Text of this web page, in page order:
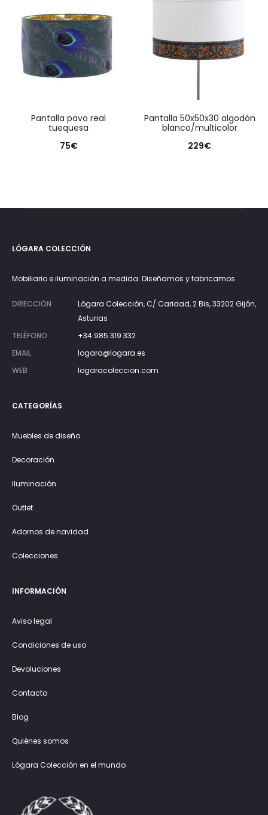
pantalla pavo real
tuequesa
75€
pantalla 50x50x30 algodón
blanco/multicolor
229€
LÓGARA COLECCIÓN
Mobiliario e iluminación a medida. Diseñamos y fabricamos
DIRECCIÓN
Lógara Colección, C/ Caridad, 2 Bis, 33202 Gijón,
Asturias
TELÉFONO
+34 985 319 332
EMAIL
logara@logara.es
WEB
logaracoleccion.com
CATEGORÍAS
Muebles de diseño
Decoración
Iluminación
Outlet
Adornos de navidad
Colecciones
INFORMACIÓN
Aviso legal
Condiciones de uso
Devoluciones
Contacto
Blog
Quiénes somos
Lógara Colección en el mundo